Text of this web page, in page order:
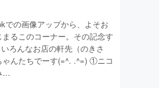
での画像アップから、よそお
るこのコーナー。その記念す
ろんなお店の軒先（のきさ
ゃんたちでーす(=^. .^=) ①ニコ
…